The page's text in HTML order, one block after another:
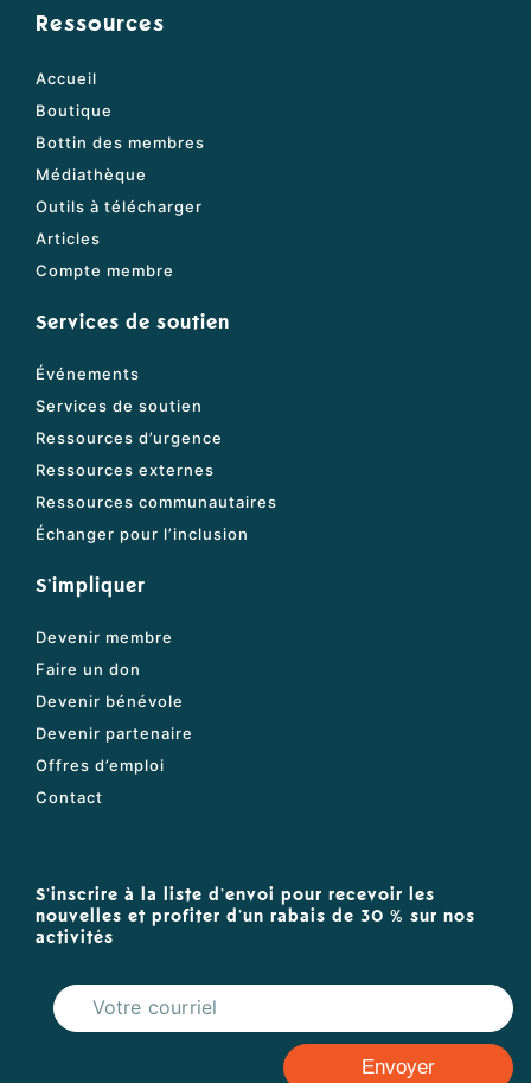
Ressources
Accueil
Boutique
Bottin des membres
Médiathèque
Outils à télécharger
Articles
Compte membre
Services de soutien
Événements
Services de soutien
Ressources d’urgence
Ressources externes
Ressources communautaires
Échanger pour l’inclusion
S'impliquer
Devenir membre
Faire un don
Devenir bénévole
Devenir partenaire
Offres d’emploi
Contact
S'inscrire à la liste d'envoi pour recevoir les
nouvelles et profiter d'un rabais de 30 % sur nos
activités
Envoyer